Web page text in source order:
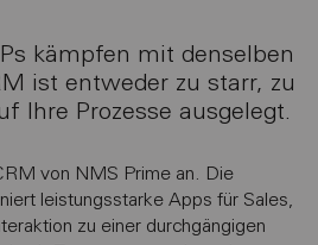
kämpfen mit denselben
ist entweder zu starr, zu
Ihre Prozesse ausgelegt.
von NMS Prime an. Die
leistungsstarke Apps für Sales,
zu einer durchgängigen